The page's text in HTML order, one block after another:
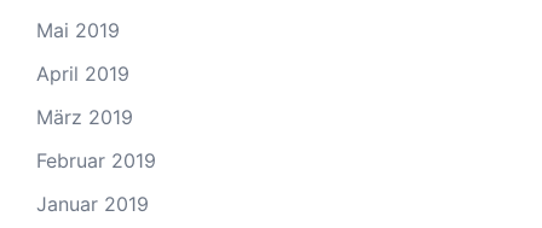
Mai 2019
April 2019
März 2019
Februar 2019
Januar 2019